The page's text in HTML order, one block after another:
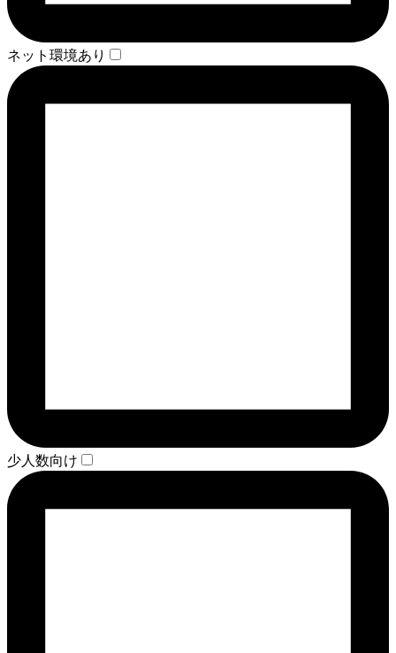
ネット環境あり
少人数向け